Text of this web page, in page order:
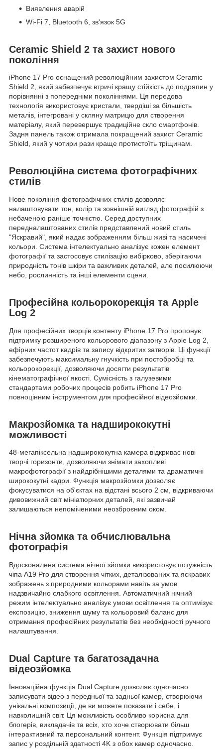
Виявлення аварій
Wi-Fi 7, Bluetooth 6, зв'язок 5G
Ceramic Shield 2 та захист нового
покоління
iPhone 17 Pro оснащений революційним захистом Ceramic
Shield 2, який забезпечує втричі кращу стійкість до подряпин у
порівнянні з попередніми поколіннями. Ця передова
технологія використовує кристали, твердіші за більшість
металів, інтегровані у скляну матрицю для створення
матеріалу, який перевершує традиційне скло смартфонів.
Задня панель також отримала покращений захист Ceramic
Shield, який у чотири рази краще протистоїть тріщинам.
Революційна система фотографічних
стилів
Нове покоління фотографічних стилів дозволяє
налаштовувати тон, колір та зовнішній вигляд фотографій з
небаченою раніше точністю. Серед доступних
передналаштованих стилів представлений новий стиль
"Яскравий", який надає зображенням більш живі та насичені
кольори. Система інтелектуально аналізує кожен елемент
фотографії та застосовує стилізацію вибірково, зберігаючи
природність тонів шкіри та важливих деталей, але посилюючи
небо, рослинність та інші елементи сцени.
Професійна кольорокорекція та Apple
Log 2
Для професійних творців контенту iPhone 17 Pro пропонує
підтримку розширеного кольорового діапазону з Apple Log 2,
ефірних частот кадрів та запису відкритих затворів. Ці функції
забезпечують максимальну гнучкість при постобробці та
кольорокорекції, дозволяючи досягти результатів
кінематографічної якості. Сумісність з галузевими
стандартами робочих процесів робить iPhone 17 Pro
повноцінним інструментом для професійної відеозйомки.
Макрозйомка та надширококутні
можливості
48-мегапіксельна надширококутна камера відкриває нові
творчі горизонти, дозволяючи знімати захопливі
макрофотографії з найдрібнішими деталями та драматичні
ширококутні кадри. Функція макрозйомки дозволяє
фокусуватися на об'єктах на відстані всього 2 см, відкриваючи
дивовижний світ мініатюрних деталей, які зазвичай
залишаються непоміченими неозброєним оком.
Нічна зйомка та обчислювальна
фотографія
Вдосконалена система нічної зйомки використовує потужність
чіпа A19 Pro для створення чітких, деталізованих та яскравих
зображень з природними кольорами навіть за умов
надзвичайно слабкого освітлення. Автоматичний нічний
режим інтелектуально аналізує умови освітлення та оптимізує
експозицію, зниження шуму та кольоровий баланс для
отримання професійних результатів без необхідності ручного
налаштування.
Dual Capture та багатозадачна
відеозйомка
Інноваційна функція Dual Capture дозволяє одночасно
записувати відео з передньої та задньої камер, створюючи
унікальні композиції, де ви можете показати і себе, і
навколишній світ. Ця можливість особливо корисна для
блогерів, викладачів та всіх, хто хоче створювати більш
інтерактивний та персональний контент. Функція підтримує
запис у роздільній здатності 4K з обох камер одночасно.